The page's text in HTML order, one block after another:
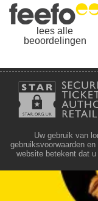
lees alle
beoordelingen
Uw gebruik van
gebruiksvoorwaarden
website betekent dat